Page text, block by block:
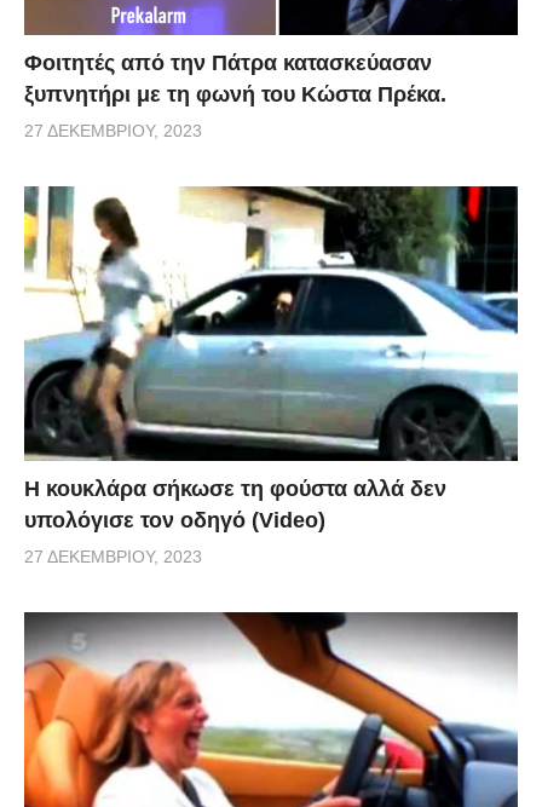
Φοιτητές από την Πάτρα κατασκεύασαν
ξυπνητήρι με τη φωνή του Κώστα Πρέκα.
27 ΔΕΚΕΜΒΡΊΟΥ, 2023
Η κουκλάρα σήκωσε τη φούστα αλλά δεν
υπολόγισε τον οδηγό (Video)
27 ΔΕΚΕΜΒΡΊΟΥ, 2023